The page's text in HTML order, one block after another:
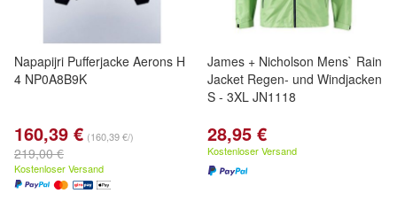
Napapijri Pufferjacke Aerons H
4 NP0A8B9K
160,39 € (160,39 €/)
219,00 €
Kostenloser Versand
James + Nicholson Mens` Rain
Jacket Regen- und Windjacken
S - 3XL JN1118
28,95 €
Kostenloser Versand